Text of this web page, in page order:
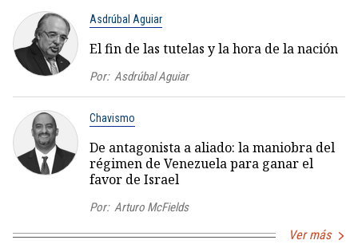
Asdrúbal Aguiar
El fin de las tutelas y la hora de la nación
Por: Asdrúbal Aguiar
Chavismo
De antagonista a aliado: la maniobra del
régimen de Venezuela para ganar el
favor de Israel
Por: Arturo McFields
Ver más